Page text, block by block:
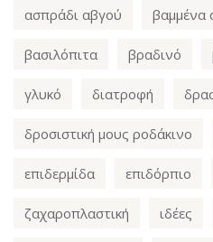
ασπράδι αβγού βαμμένα
βασιλόπιτα βραδινό
γλυκό διατροφή
δροσιστική μους ροδάκινο
επιδερμίδα επιδόρπιο
ζαχαροπλαστική ιδέες